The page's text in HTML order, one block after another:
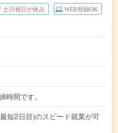
土日祝日が休み WEB登録OK
間です。
短2日目)のスピード就業が可